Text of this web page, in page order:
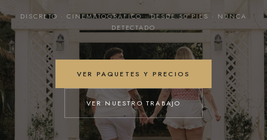
DISCRETO · CINEMATOGRÁFICO · DESDE 50 PIES · NUNCA
DETECTADO
VER PAQUETES Y PRECIOS
VER NUESTRO TRABAJO